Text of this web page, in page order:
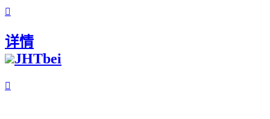

详情
JHTbei
